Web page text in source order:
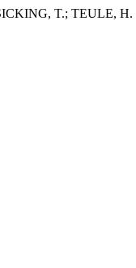
T.; TEULE, H.